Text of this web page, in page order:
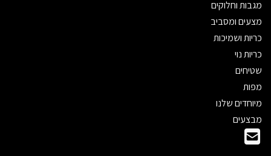
מגבות וחלוקים
מצעים ומסביב
כריות ושמיכות
כריות נוי
שטיחים
מפות
מיוחדים שלנו
מבצעים